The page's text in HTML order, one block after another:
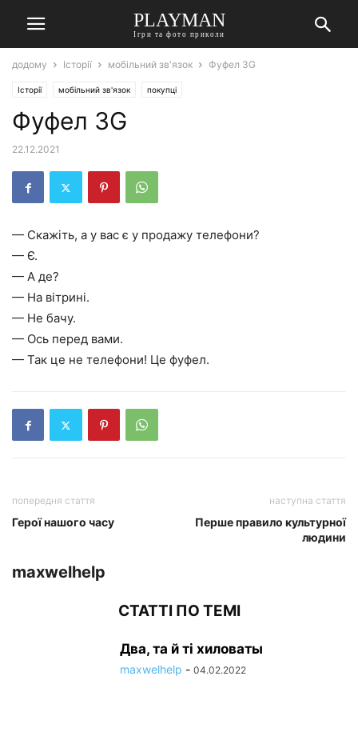
PLAYMAN
Ігри та фото приколи
додому Історії мобільний зв'язок Фуфел 3G
Історії мобільний зв'язок покупці
Фуфел 3G
22.12.2021
— Скажіть, а у вас є у продажу телефони?
— Є.
— А де?
— На вітрині.
— Не бачу.
— Ось перед вами.
— Так це не телефони! Це фуфел.
попередня стаття
Герої нашого часу
наступна стаття
Перше правило культурної
людини
maxwelhelp
СТАТТІ ПО ТЕМІ
Два, та й ті хиловаты
maxwelhelp - 04.02.2022